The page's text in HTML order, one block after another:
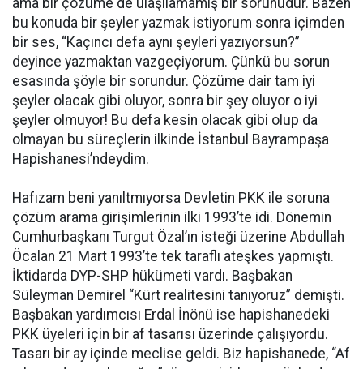
bu konuda bir şeyler yazmak istiyorum sonra içimden
bir ses, “Kaçıncı defa aynı şeyleri yazıyorsun?”
deyince yazmaktan vazgeçiyorum. Çünkü bu sorun
esasında şöyle bir sorundur. Çözüme dair tam iyi
şeyler olacak gibi oluyor, sonra bir şey oluyor o iyi
şeyler olmuyor! Bu defa kesin olacak gibi olup da
olmayan bu süreçlerin ilkinde İstanbul Bayrampaşa
Hapishanesi’ndeydim.
Hafızam beni yanıltmıyorsa Devletin PKK ile soruna
çözüm arama girişimlerinin ilki 1993’te idi. Dönemin
Cumhurbaşkanı Turgut Özal’ın isteği üzerine Abdullah
Öcalan 21 Mart 1993’te tek taraflı ateşkes yapmıştı.
İktidarda DYP-SHP hükümeti vardı. Başbakan
Süleyman Demirel “Kürt realitesini tanıyoruz” demişti.
Başbakan yardımcısı Erdal İnönü ise hapishanedeki
PKK üyeleri için bir af tasarısı üzerinde çalışıyordu.
Tasarı bir ay içinde meclise geldi. Biz hapishanede, “Af